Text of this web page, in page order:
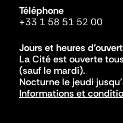
Téléphone
+33 1 58 51 52 00
Jours et heures
La Cité est ouverte
(sauf le mardi).
Nocturne le jeudi
Informations et